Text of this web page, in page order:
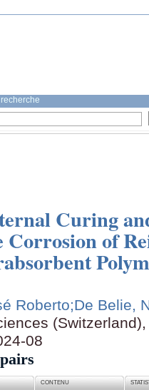
Curing
Corrosion of
Roberto;De Belie,
08
CONTENU